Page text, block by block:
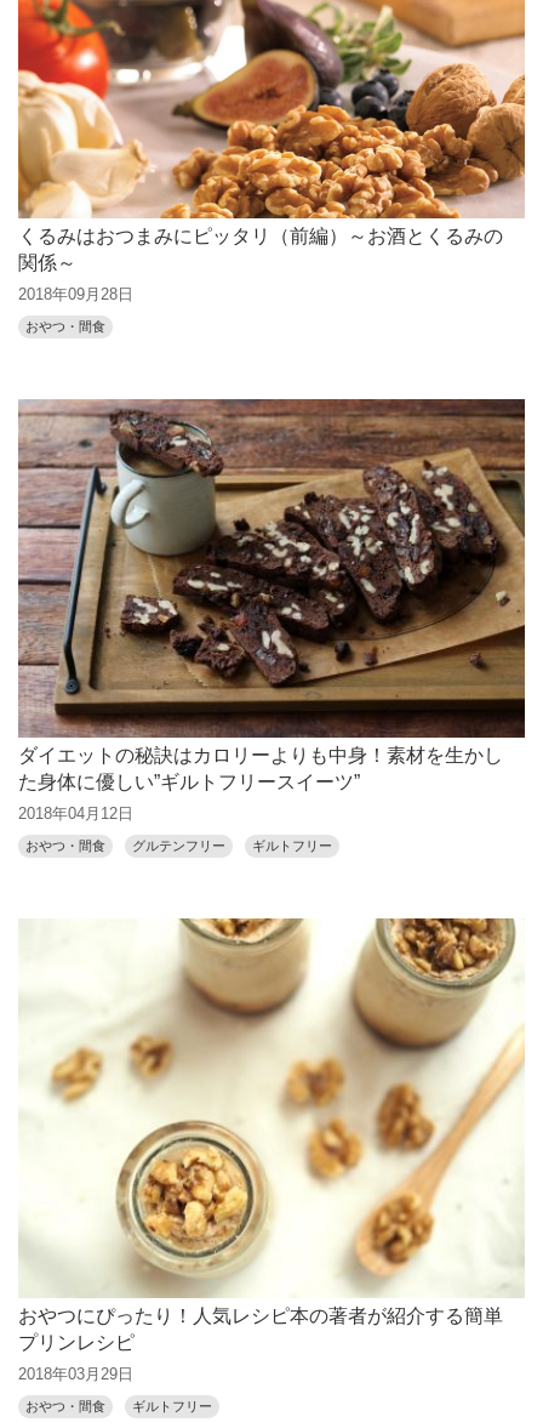
くるみはおつまみにピッタリ（前編）～お酒とくるみの
関係～
2018年09月28日
おやつ・間食
ダイエットの秘訣はカロリーよりも中身！素材を生かし
た身体に優しい”ギルトフリースイーツ”
2018年04月12日
おやつ・間食 グルテンフリー ギルトフリー
おやつにぴったり！人気レシピ本の著者が紹介する簡単
プリンレシピ
2018年03月29日
おやつ・間食 ギルトフリー